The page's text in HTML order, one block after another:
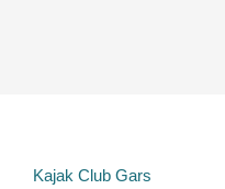
Kajak Club Gars